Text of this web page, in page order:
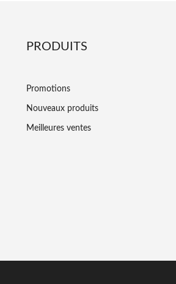
PRODUITS
Promotions
Nouveaux produits
Meilleures ventes